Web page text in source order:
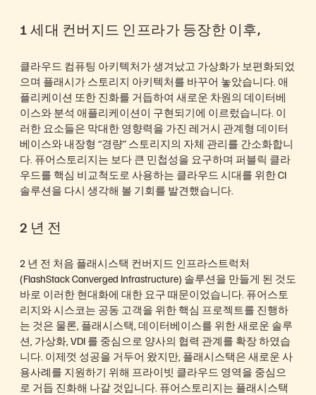
1 세대 컨버지드 인프라가 등장한 이후,
클라우드 컴퓨팅 아키텍처가 생겨났고 가상화가 보편화되었
으며 플래시가 스토리지 아키텍처를 바꾸어 놓았습니다. 애
플리케이션 또한 진화를 거듭하여 새로운 차원의 데이터베
이스와 분석 애플리케이션이 구현되기에 이르렀습니다. 이
러한 요소들은 막대한 영향력을 가진 레거시 관계형 데이터
베이스와 내장형 “경량” 스토리지의 자체 관리를 간소화합니
다. 퓨어스토리지는 보다 큰 민첩성을 요구하며 퍼블릭 클라
우드를 핵심 비교척도로 사용하는 클라우드 시대를 위한 CI
솔루션을 다시 생각해 볼 기회를 발견했습니다.
2 년 전
2 년 전 처음 플래시스택 컨버지드 인프라스트럭처
(FlashStack Converged Infrastructure) 솔루션을 만들게 된 것도
바로 이러한 현대화에 대한 요구 때문이었습니다. 퓨어스토
리지와 시스코는 공동 고객을 위한 핵심 프로젝트를 진행하
는 것은 물론, 플래시스택, 데이터베이스를 위한 새로운 솔루
션, 가상화, VDI 를 중심으로 양사의 협력 관계를 확장 하였습
니다. 이제껏 성공을 거두어 왔지만, 플래시스택은 새로운 사
용사례를 지원하기 위해 프라이빗 클라우드 영역을 중심으
로 거듭 진화해 나갈 것입니다. 퓨어스토리지는 플래시스택